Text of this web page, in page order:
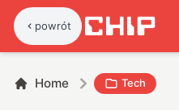
powrót
Home Tech